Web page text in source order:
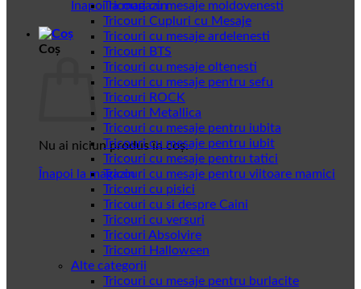
Înapoi la magazin
Coș
Nu ai niciun produs în coș.
Înapoi la magazin
Tricouri cu mesaje moldovenesti
Tricouri Cupluri cu Mesaje
Tricouri cu mesaje ardelenesti
Tricouri BTS
Tricouri cu mesaje oltenesti
Tricouri cu mesaje pentru sefu
Tricouri ROCK
Tricouri Metallica
Tricouri cu mesaje pentru iubita
Tricouri cu mesaje pentru iubit
Tricouri cu mesaje pentru tatici
Tricouri cu mesaje pentru viitoare mamici
Tricouri cu pisici
Tricouri cu si despre Caini
Tricouri cu versuri
Tricouri Absolvire
Tricouri Halloween
Alte categorii
Tricouri cu mesaje pentru burlacite